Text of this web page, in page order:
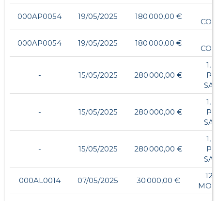
000AP0054 19/05/2025 180 000,00 €
000AP0054 19/05/2025 180 000,00 €
- 15/05/2025 280 000,00 €
1,
- 15/05/2025 280 000,00 €
1,
- 15/05/2025 280 000,00 €
1,
000AL0014 07/05/2025 30 000,00 €